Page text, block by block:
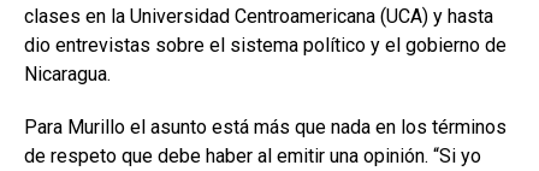
clases en la Universidad Centroamericana (UCA) y hasta
dio entrevistas sobre el sistema político y el gobierno de
Nicaragua.
Para Murillo el asunto está más que nada en los términos
de respeto que debe haber al emitir una opinión. “Si yo